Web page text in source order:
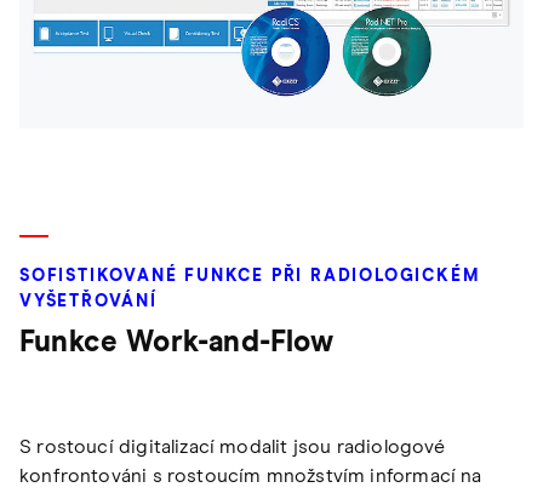
SOFISTIKOVANÉ FUNKCE PŘI RADIOLOGICKÉM
VYŠETŘOVÁNÍ
Funkce Work-and-Flow
S rostoucí digitalizací modalit jsou radiologové
konfrontováni s rostoucím množstvím informací na